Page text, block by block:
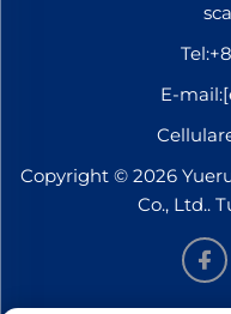
Tel:
E-mail:
Copyright © 2026
Co., Ltd..